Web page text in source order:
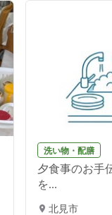
洗い物・配膳
夕食事のお手
を...
北見市